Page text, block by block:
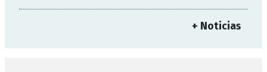
+ Noticias